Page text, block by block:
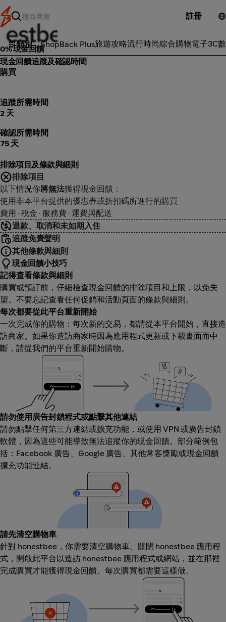
註冊
類別 ShopBack Plus旅遊攻略流行時尚綜合購物電子3C
honestbee
0% 現金回饋
現金回饋追蹤及確認時間
購買
追蹤所需時間
2 天
確認所需時間
75 天
排除項目及條款與細則
排除項目
以下情況你將無法獲得現金回饋：
使用非本平台提供的優惠券或折扣碼所進行的購買
費用 · 稅金 · 服務費 · 運費與配送
退款、取消和未如期入住
追蹤免責聲明
其他條款與細則
現金回饋小技巧
記得查看條款與細則
購買或預訂前，仔細檢查現金回饋的排除項目和上限，以免失
望。不要忘記查看任何促銷和活動頁面的條款與細則。
每次都要從此平台重新開始
一次完成你的購物：每次新的交易，都請從本平台開始，直接造
訪商家。如果你造訪商家時因為應用程式更新或下載畫面而中
斷，請從我們的平台重新開始購物。
請勿使用廣告封鎖程式或點擊其他連結
請勿點擊任何第三方連結或擴充功能，或使用 VPN 或廣告封鎖
軟體，因為這些可能導致無法追蹤你的現金回饋。部分範例包
括：Facebook 廣告、Google 廣告、其他常客獎勵或現金回饋
擴充功能連結。
請先清空購物車
針對 honestbee，你需要清空購物車、關閉 honestbee 應用程
式，開啟此平台以造訪 honestbee 應用程式或網站，並在那裡
完成購買才能獲得現金回饋。每次購買都需要這樣做。